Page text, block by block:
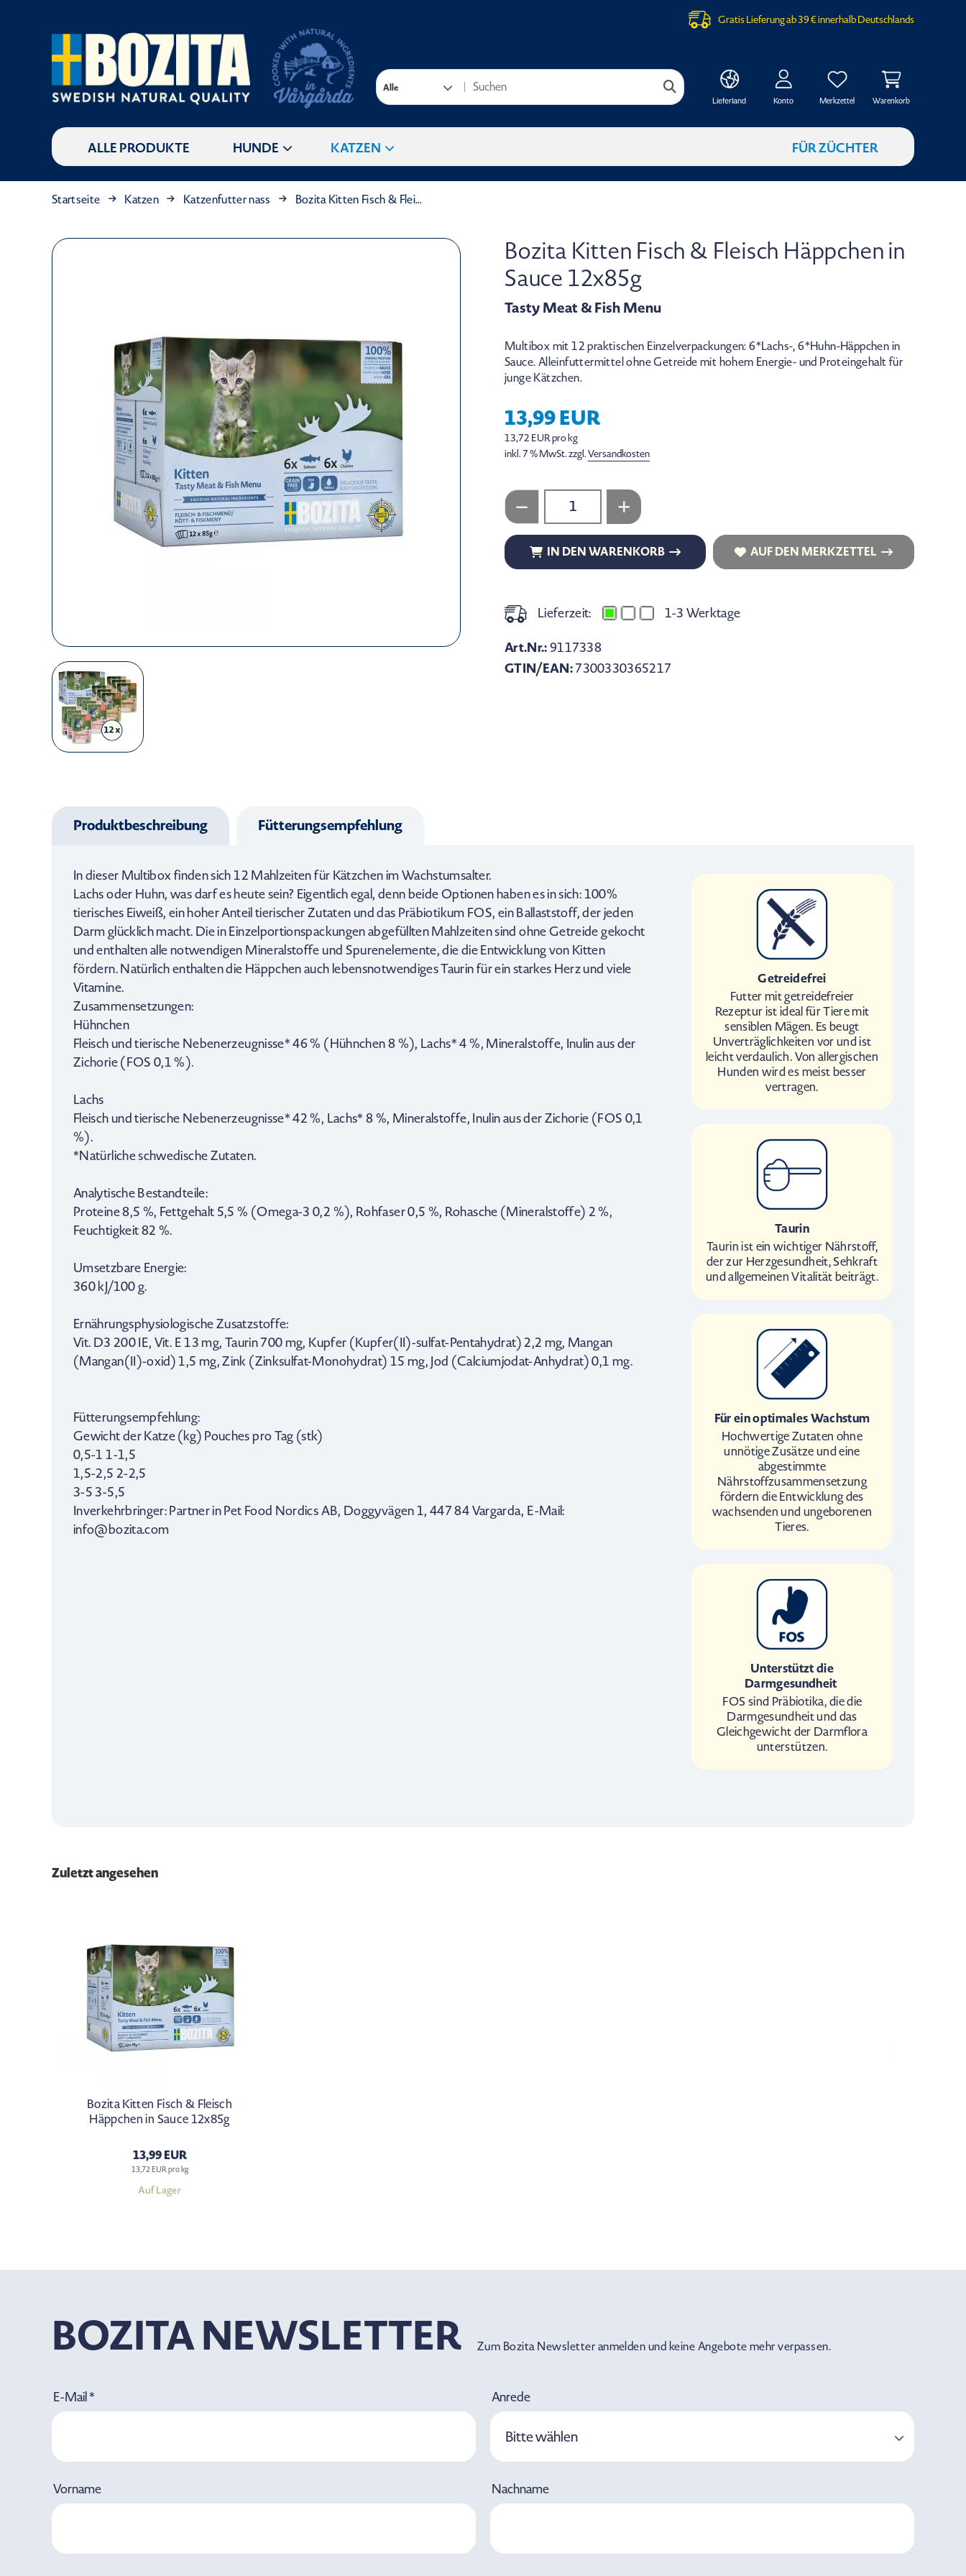
Gratis Lieferung ab 39 € innerhalb Deutschlands
Alle
Lieferland Konto Merkzettel Warenkorb
ALLE PRODUKTE HUNDE KATZEN FÜR ZÜCHTER
Startseite Katzen Katzenfutter nass Bozita Kitten Fisch & Fleisch Häppchen in Sauce 12x85g
Bozita Kitten Fisch & Fleisch Häppchen in
Sauce 12x85g
Tasty Meat & Fish Menu
Multibox mit 12 praktischen Einzelverpackungen: 6*Lachs-, 6*Huhn-Häppchen in
Sauce. Alleinfuttermittel ohne Getreide mit hohem Energie- und Proteingehalt für
junge Kätzchen.
13,99 EUR
13,72 EUR pro kg
inkl. 7 % MwSt. zzgl.Versandkosten
IN DEN WARENKORB
IN DEN WARENKORB AUF DEN MERKZETTEL
AUF DEN MERKZETTEL
Lieferzeit: 1-3 Werktage
Art.Nr.:9117338
GTIN/EAN:7300330365217
Produktbeschreibung Fütterungsempfehlung
In dieser Multibox finden sich 12 Mahlzeiten für Kätzchen im Wachstumsalter.
Lachs oder Huhn, was darf es heute sein? Eigentlich egal, denn beide Optionen haben es in sich: 100%
tierisches Eiweiß, ein hoher Anteil tierischer Zutaten und das Präbiotikum FOS, ein Ballaststoff, der jeden
Darm glücklich macht. Die in Einzelportionspackungen abgefüllten Mahlzeiten sind ohne Getreide gekocht
und enthalten alle notwendigen Mineralstoffe und Spurenelemente, die die Entwicklung von Kitten
fördern. Natürlich enthalten die Häppchen auch lebensnotwendiges Taurin für ein starkes Herz und viele
Vitamine.
Zusammensetzungen:
Hühnchen
Fleisch und tierische Nebenerzeugnisse* 46 % (Hühnchen 8 %), Lachs* 4 %, Mineralstoffe, Inulin aus der
Zichorie (FOS 0,1 %).
Lachs
Fleisch und tierische Nebenerzeugnisse* 42 %, Lachs* 8 %, Mineralstoffe, Inulin aus der Zichorie (FOS 0,1
%).
*Natürliche schwedische Zutaten.
Analytische Bestandteile:
Proteine 8,5 %, Fettgehalt 5,5 % (Omega-3 0,2 %), Rohfaser 0,5 %, Rohasche (Mineralstoffe) 2 %,
Feuchtigkeit 82 %.
Umsetzbare Energie:
360 kJ/100 g.
Ernährungsphysiologische Zusatzstoffe:
Vit. D3 200 IE, Vit. E 13 mg, Taurin 700 mg, Kupfer (Kupfer(II)-sulfat-Pentahydrat) 2,2 mg, Mangan
(Mangan(II)-oxid) 1,5 mg, Zink (Zinksulfat-Monohydrat) 15 mg, Jod (Calciumjodat-Anhydrat) 0,1 mg.
Fütterungsempfehlung:
Gewicht der Katze (kg) Pouches pro Tag (stk)
0,5-1 1-1,5
1,5-2,5 2-2,5
3-5 3-5,5
Inverkehrbringer: Partner in Pet Food Nordics AB, Doggyvägen 1, 447 84 Vargarda, E-Mail:
info@bozita.com
Getreidefrei
Futter mit getreidefreier
Rezeptur ist ideal für Tiere mit
sensiblen Mägen. Es beugt
Unverträglichkeiten vor und ist
leicht verdaulich. Von allergischen
Hunden wird es meist besser
vertragen.
Taurin
Taurin ist ein wichtiger Nährstoff,
der zur Herzgesundheit, Sehkraft
und allgemeinen Vitalität beiträgt.
Für ein optimales Wachstum
Hochwertige Zutaten ohne
unnötige Zusätze und eine
abgestimmte
Nährstoffzusammensetzung
fördern die Entwicklung des
wachsenden und ungeborenen
Tieres.
Unterstützt die
Darmgesundheit
FOS sind Präbiotika, die die
Darmgesundheit und das
Gleichgewicht der Darmflora
unterstützen.
Zuletzt angesehen
Bozita Kitten Fisch & Fleisch
Häppchen in Sauce 12x85g
13,99 EUR
13,72 EUR pro kg
Auf Lager
BOZITA NEWSLETTER Zum Bozita Newsletter anmelden und keine Angebote mehr verpassen.
E-Mail * Anrede
Bitte wählen
Vorname Nachname